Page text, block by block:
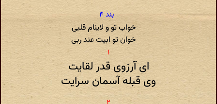
خواب تو و لاینام قلبی
خوان تو ابیت عند ربی
ای آرزوی قدر لقایت
وی قبله آسمان سرایت